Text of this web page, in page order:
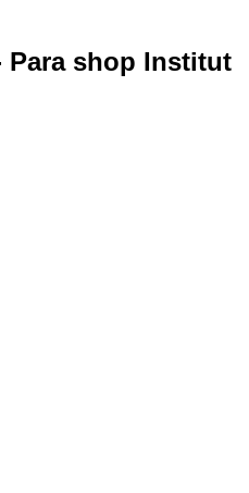
Para shop Institut